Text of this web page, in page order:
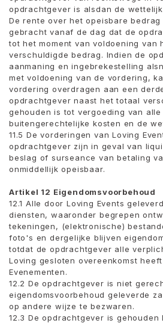
opdrachtgever is alsdan de
De rente over het opeisbare
gebracht vanaf de dag dat de
tot het moment van voldoening van
verschuldigde bedrag. Indien de
aanmaning en ingebrekestelling
met voldoening van de vordering,
vordering overdragen aan een
opdrachtgever naast het totaal
gehouden is tot vergoeding van
buitengerechtelijke kosten en de
11.5 De ​​vorderingen van Loving
opdrachtgever zijn in geval van
beslag of surseance van betaling
onmiddellijk opeisbaar.
Artikel 12 Eigendomsvoorbehoud
12.1 Alle door Loving Events
diensten, waaronder begrepen
tekeningen, (elektronische)
foto's en dergelijke blijven
totdat de opdrachtgever alle
Loving gesloten overeenkomst
Evenementen.
12.2 De opdrachtgever is niet
eigendomsvoorbehoud geleverde
op andere wijze te bezwaren.
12.3 De opdrachtgever is gehouden